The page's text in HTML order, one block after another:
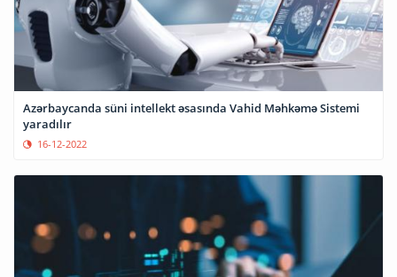
Azərbaycanda süni intellekt əsasında Vahid Məhkəmə Sistemi
yaradılır
16-12-2022